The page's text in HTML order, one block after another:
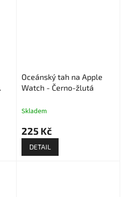
Oceánský tah na Apple
Watch - Černo-žlutá
Skladem
225 Kč
DETAIL